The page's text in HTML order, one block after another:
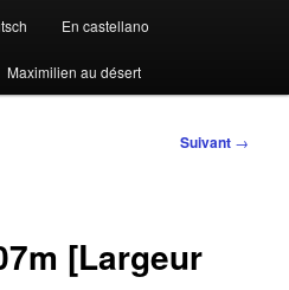
En castellano
Maximilien au désert
Suivant →
[Largeur